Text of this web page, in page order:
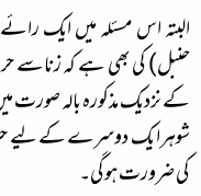
البتہ اس مسئلہ میں ایک رائے
حنبل) کی بھی ہے کہ زناسے
کے نزدیک مذکورہ بالہ
شوہرا یک دوسرے کے لیے
کی ضرورت ہوگی۔